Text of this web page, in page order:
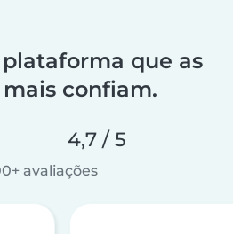
que as
confiam.
4,7 / 5
avaliações